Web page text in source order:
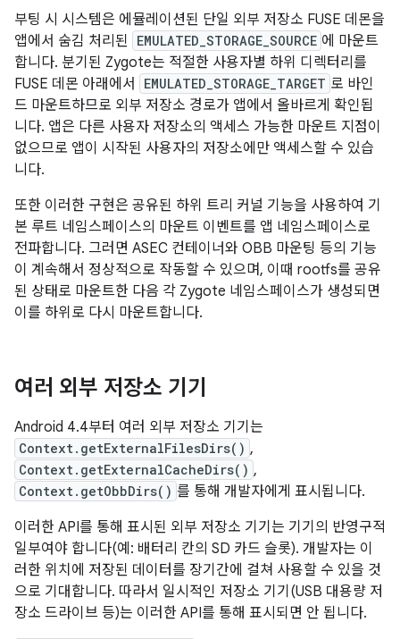
부팅 시 시스템은 에뮬레이션된 단일 외부 저장소 FUSE 데몬을
앱에서 숨김 처리된 EMULATED_STORAGE_SOURCE 에 마운트
합니다. 분기된 Zygote는 적절한 사용자별 하위 디렉터리를
FUSE 데몬 아래에서
EMULATED_STORAGE_TARGET 로 바인
드 마운트하므로 외부 저장소 경로가 앱에서 올바르게 확인됩
니다. 앱은 다른 사용자 저장소의 액세스 가능한 마운트 지점이
없으므로 앱이 시작된 사용자의 저장소에만 액세스할 수 있습
니다.
또한 이러한 구현은 공유된 하위 트리 커널 기능을 사용하여 기
본 루트 네임스페이스의 마운트 이벤트를 앱 네임스페이스로
전파합니다. 그러면 ASEC 컨테이너와 OBB 마운팅 등의 기능
이 계속해서 정상적으로 작동할 수 있으며, 이때 rootfs를 공유
된 상태로 마운트한 다음 각 Zygote 네임스페이스가 생성되면
이를 하위로 다시 마운트합니다.
여러 외부 저장소 기기
Android 4.4부터 여러 외부 저장소 기기는
Context.getExternalFilesDirs() ,
Context.getExternalCacheDirs() ,
Context.getObbDirs() 를 통해 개발자에게 표시됩니다.
이러한 API를 통해 표시된 외부 저장소 기기는 기기의 반영구적
일부여야 합니다(예: 배터리 칸의 SD 카드 슬롯). 개발자는 이
러한 위치에 저장된 데이터를 장기간에 걸쳐 사용할 수 있을 것
으로 기대합니다. 따라서 일시적인 저장소 기기(USB 대용량 저
장소 드라이브 등)는 이러한 API를 통해 표시되면 안 됩니다.